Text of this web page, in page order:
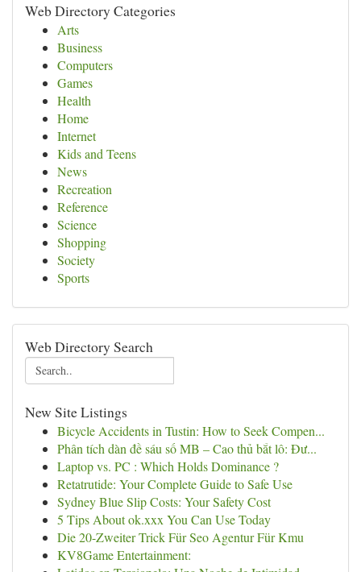
Web Directory Categories
Arts
Business
Computers
Games
Health
Home
Internet
Kids and Teens
News
Recreation
Reference
Science
Shopping
Society
Sports
Web Directory Search
New Site Listings
Bicycle Accidents in Tustin: How to Seek Compen...
Phân tích dàn đề sáu số MB – Cao thủ bắt lô: Đư...
Laptop vs. PC : Which Holds Dominance ?
Retatrutide: Your Complete Guide to Safe Use
Sydney Blue Slip Costs: Your Safety Cost
5 Tips About ok.xxx You Can Use Today
Die 20-Zweiter Trick Für Seo Agentur Für Kmu
KV8Game Entertainment: